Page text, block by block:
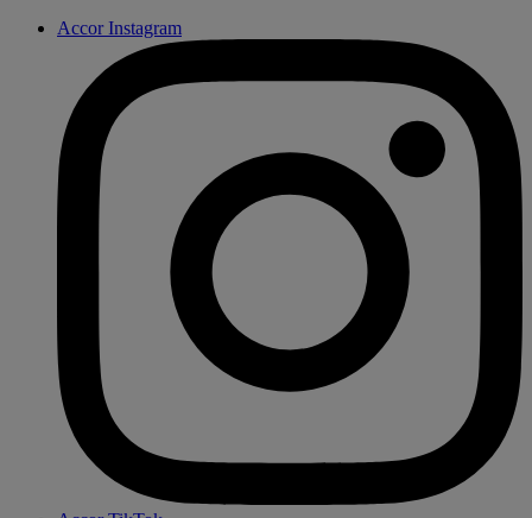
Accor Instagram